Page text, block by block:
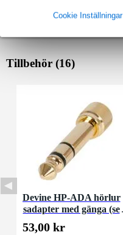
Cookie Inställningar
Tillbehör (16)
Devine HP-ADA hörlur
sadapter med gänga (se
t med 2)
53,00 kr